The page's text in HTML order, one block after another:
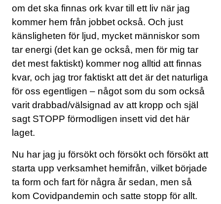
om det ska finnas ork kvar till ett liv när jag
kommer hem från jobbet också. Och just
känsligheten för ljud, mycket människor som
tar energi (det kan ge också, men för mig tar
det mest faktiskt) kommer nog alltid att finnas
kvar, och jag tror faktiskt att det är det naturliga
för oss egentligen – något som du som också
varit drabbad/välsignad av att kropp och själ
sagt STOPP förmodligen insett vid det här
laget.
Nu har jag ju försökt och försökt och försökt att
starta upp verksamhet hemifrån, vilket började
ta form och fart för några år sedan, men så
kom Covidpandemin och satte stopp för allt.